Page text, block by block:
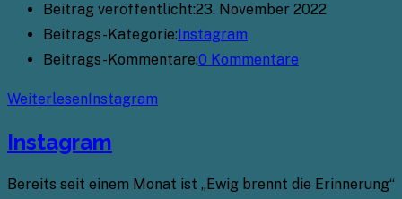
Beitrag veröffentlicht:23. November 2022
Beitrags-Kategorie: Instagram
Beitrags-Kommentare:0 Kommentare
Weiterlesen Instagram
Instagram
Bereits seit einem Monat ist „Ewig brennt die Erinnerung“